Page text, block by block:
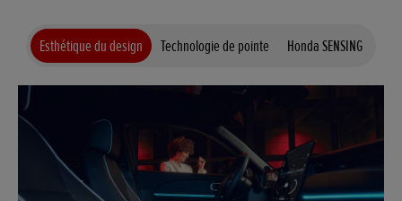
Esthétique du design Technologie de pointe Honda SENSING